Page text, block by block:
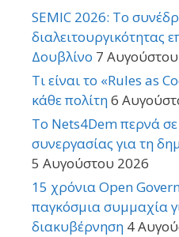
SEMIC 2026: Το
διαλειτουργικότητας
Δουβλίνο 7
Τι είναι το «Rules as
κάθε πολίτη6
Το Nets4Dem περνά
συνεργασίας για τη
5 Αυγούστου 2026
15 χρόνια Open
παγκόσμια συμμαχία
διακυβέρνηση 4